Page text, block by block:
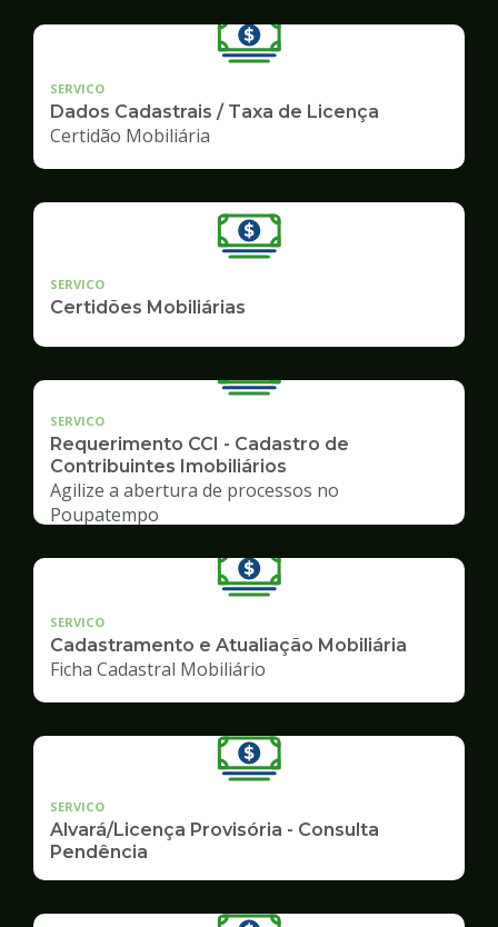
SERVICO
Dados Cadastrais / Taxa de Licença
Certidão Mobiliária
SERVICO
Certidões Mobiliárias
SERVICO
Requerimento CCI - Cadastro de
Contribuintes Imobiliários
Agilize a abertura de processos no
Poupatempo
SERVICO
Cadastramento e Atualiação Mobiliária
Ficha Cadastral Mobiliário
SERVICO
Alvará/Licença Provisória - Consulta
Pendência